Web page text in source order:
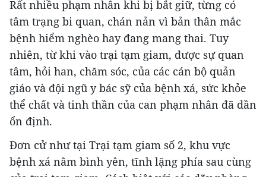
Rất nhiều phạm nhân khi bị bắt giữ, từng có
tâm trạng bi quan, chán nản vì bản thân mắc
bệnh hiểm nghèo hay đang mang thai. Tuy
nhiên, từ khi vào trại tạm giam, được sự quan
tâm, hỏi han, chăm sóc, của các cán bộ quản
giáo và đội ngũ y bác sỹ của bệnh xá, sức khỏe
thể chất và tinh thần của can phạm nhân đã dần
ổn định.
Đơn cử như tại Trại tạm giam số 2, khu vực
bệnh xá nằm bình yên, tĩnh lặng phía sau cùng